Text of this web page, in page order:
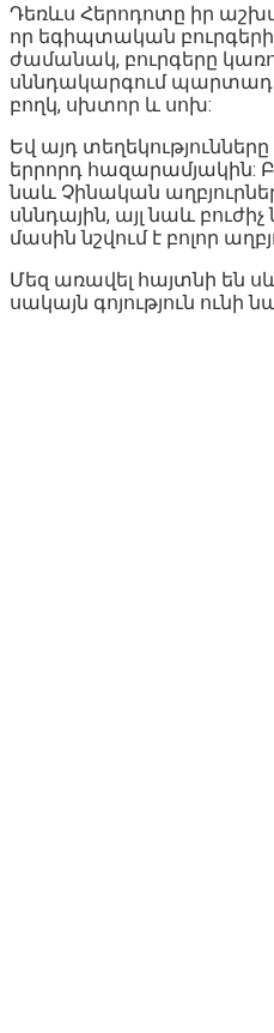
Դեռևս Հերոդոտը իր
որ եգիպտական
ժամանակ, բուրգերը
սննդակարգում
բողկ, սխտոր և սոխ:
Եվ այդ
երրորդ հազարամյակին:
նաև Չինական
սննդային, այլ նաև բուժիչ
մասին նշվում է բոլոր
Մեզ առավել հայտնի են
սակայն գոյություն ունի